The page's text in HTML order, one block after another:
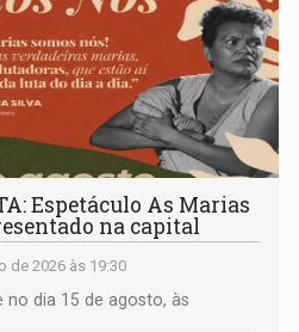
Espetáculo As Marias
na capital
de 2026 às 19:30
dia 15 de agosto, às